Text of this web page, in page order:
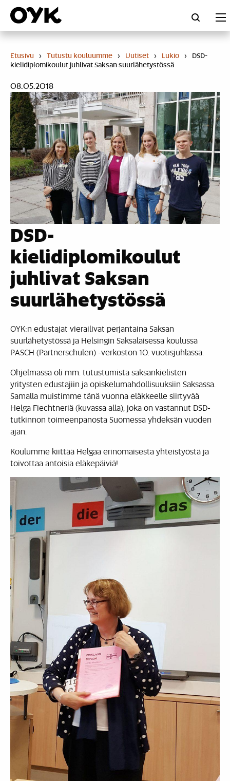
Skip
content
Etusivu › Tutustu kouluumme › Uutiset › Lukio › DSD-
kielidiplomikoulut juhlivat Saksan suurlähetystössä
08.05.2018
DSD-
kielidiplomikoulut
juhlivat Saksan
suurlähetystössä
OYK:n edustajat vierailivat perjantaina Saksan
suurlähetystössä ja Helsingin Saksalaisessa koulussa
PASCH (Partnerschulen) -verkoston 10. vuotisjuhlassa.
Ohjelmassa oli mm. tutustumista saksankielisten
yritysten edustajiin ja opiskelumahdollisuuksiin Saksassa.
Samalla muistimme tänä vuonna eläkkeelle siirtyvää
Helga Fiechtneriä (kuvassa alla), joka on vastannut DSD-
tutkinnon toimeenpanosta Suomessa yhdeksän vuoden
ajan.
Koulumme kiittää Helgaa erinomaisesta yhteistyöstä ja
toivottaa antoisia eläkepäiviä!